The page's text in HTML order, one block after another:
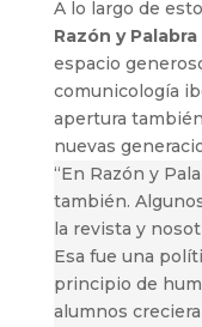
A lo largo de
Razón y Palabra
espacio
comunicología
apertura
nuevas
“En Razón y
también.
la revista y
Esa fue una
principio de
alumnos